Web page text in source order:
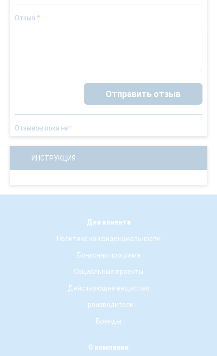
Отзыв *
Отправить отзыв
Отзывов пока нет
ИНСТРУКЦИЯ
Для клиента
Политика конфиденциальности
Бонусная програма
Социальные проекты
Действующее вещество
Производители
Бренды
О компании